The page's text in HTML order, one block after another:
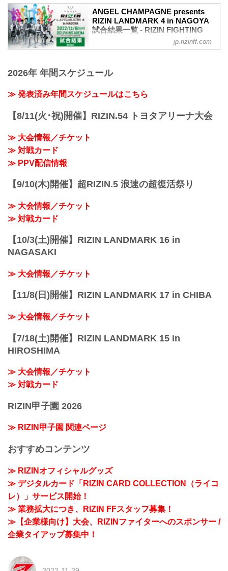
ラーラ・フォントーラ3
第5試合 ／中村優作 vs. 征矢貴
中村優作5
征矢貴4
第4試合 ／青井人 vs. 鈴木博昭
第3試合 ／アラン“ヒロ”ヤマニハ vs. 河村
アラン“ヒロ”...
平本蓮7
弥益ドミネーター聡志8
第10試合 ／今成正和 vs. 鈴木千裕
今成正和4
元谷友貴5
倉本一真3
ント
ミノワマンZ5
「RIZIN FIGHTING FEDERATION」（ラ
イジン ファイティング フェデレーショ
ン）の情報・加盟団体について発信して
ANGEL CHAMPAGNE presents
RIZIN LANDMARK 4 in NAGOYA
試合結果一覧 - RIZIN FIGHTING
FEDERATION オフィシャルサイト
RIZIN MMAルール：5分 3R（70.0kg）
蓮（WIN）
3R 判定 （0-3）
≫ 試合結果詳細
第10試合 ／今成正和 vs. 鈴木千裕
RIZIN MMAルール：5分 3R（61.0kg）
（W...
jp.rizinff.com
2026年 年間スケジュール
≫ 発表済み年間スケジュールはこちら
【8/11(火･祝)開催】RIZIN.54 トヨタアリーナ大会
≫ 大会情報／チケット
≫ 対戦カード
≫ PPV配信情報
【9/10(木)開催】超RIZIN.5 浪速の超復活祭り
≫ 大会情報／チケット
≫ 対戦カード
【10/3(土)開催】RIZIN LANDMARK 16 in
NAGASAKI
≫ 大会情報／チケット
【11/8(日)開催】RIZIN LANDMARK 17 in CHIBA
≫ 大会情報／チケット
【7/18(土)開催】RIZIN LANDMARK 15 in
HIROSHIMA
≫ 大会情報／チケット
≫ 対戦カード
RIZIN甲子園 2026
≫ RIZIN甲子園 関連ページ
おすすめコンテンツ
≫ RIZINオフィシャルグッズ
≫ デジタルカード「RIZIN CARD COLLECTION（ライコ
レ）」サービス開始！
≫ 業務拡大につき、RIZIN FFスタッフ募集！
≫【企業様向け】大会、RIZINファイターへのスポンサー /
企業タイアップ募集中！